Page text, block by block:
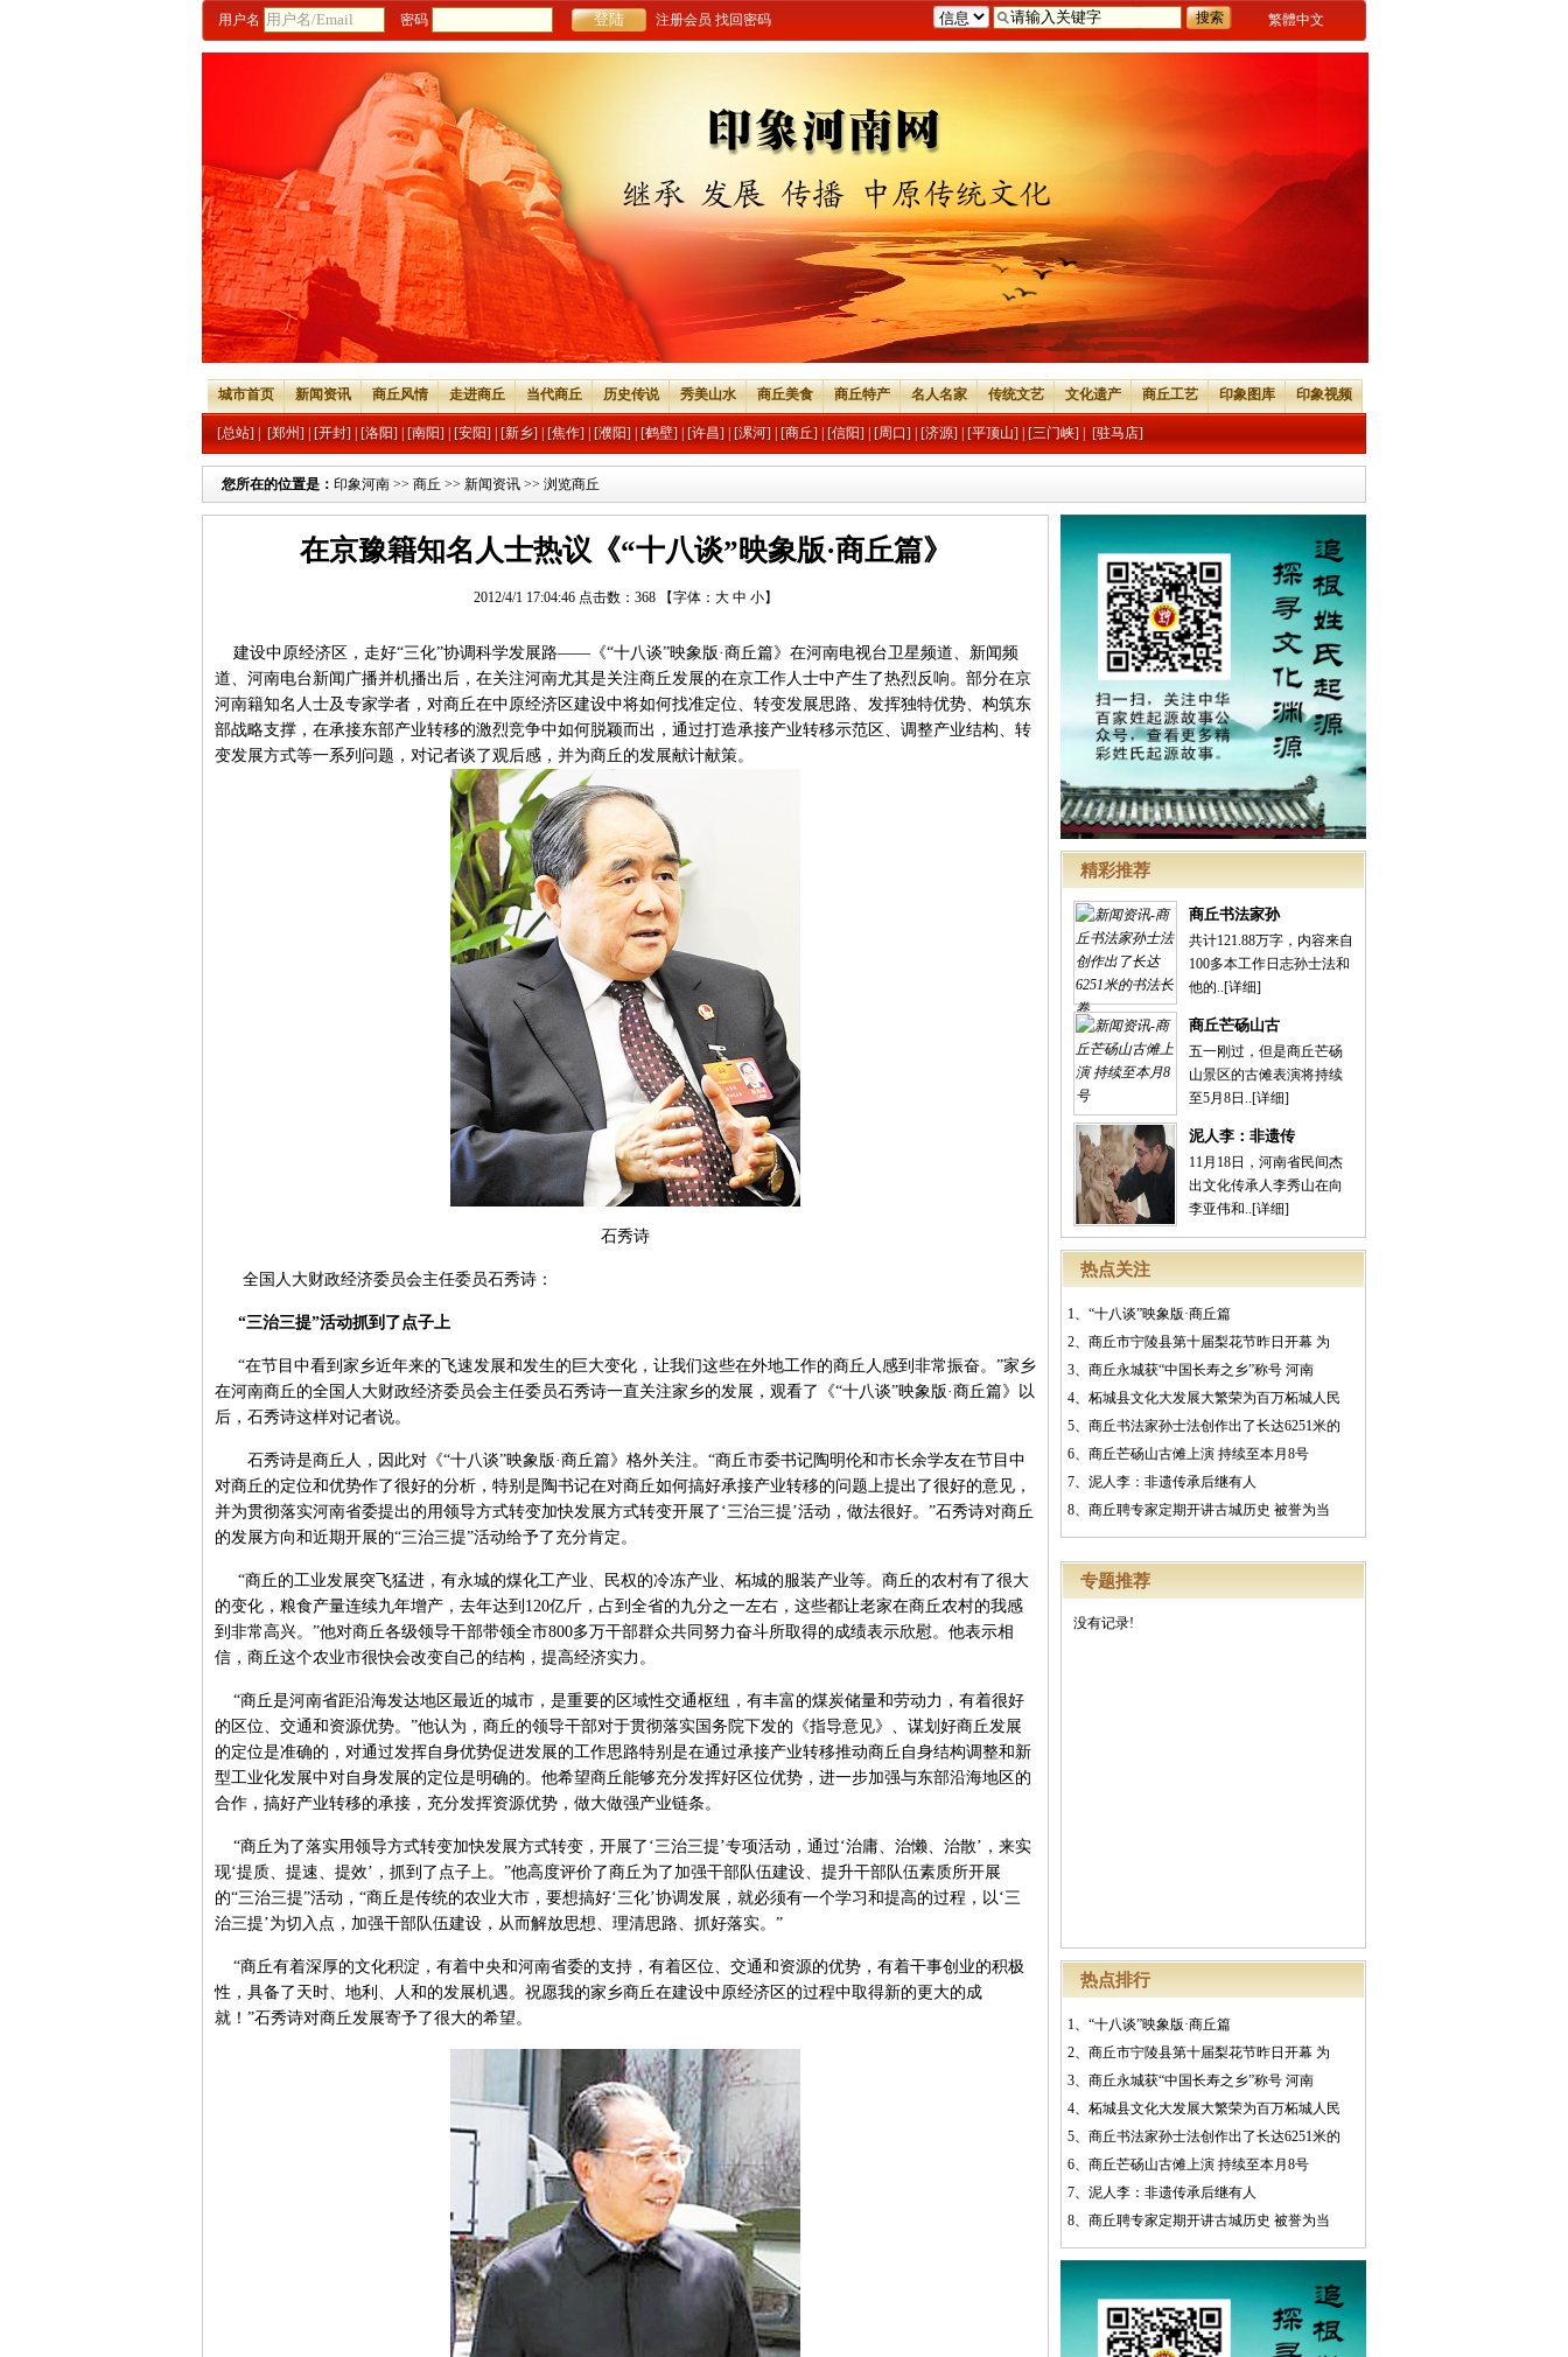
繁體中文
用户名 密码 注册会员 找回密码
城市首页 新闻资讯 商丘风情 走进商丘 当代商丘 历史传说 秀美山水 商丘美食 商丘特产 名人名家 传统文艺 文化遗产 商丘工艺 印象图库 印象视频
[总站] [郑州] [开封] [洛阳] [南阳] [安阳] [新乡] [焦作] [濮阳] [鹤壁] [许昌] [漯河] [商丘] [信阳] [周口] [济源] [平顶山] [三门峡] [驻马店]
您所在的位置是： 印象河南 >> 商丘 >> 新闻资讯 >> 浏览商丘
精彩推荐
商丘书法家孙
共计121.88万字，内容来自
100多本工作日志孙士法和
他的..[详细]
商丘芒砀山古
五一刚过，但是商丘芒砀
山景区的古傩表演将持续
至5月8日..[详细]
泥人李：非遗传
11月18日，河南省民间杰
出文化传承人李秀山在向
李亚伟和..[详细]
热点关注
1、 “十八谈”映象版·商丘篇
2、 商丘市宁陵县第十届梨花节昨日开幕 为
3、 商丘永城获“中国长寿之乡”称号 河南
4、 柘城县文化大发展大繁荣为百万柘城人民
5、 商丘书法家孙士法创作出了长达6251米的
6、 商丘芒砀山古傩上演 持续至本月8号
7、 泥人李：非遗传承后继有人
8、 商丘聘专家定期开讲古城历史 被誉为当
专题推荐
没有记录!
热点排行
1、 “十八谈”映象版·商丘篇
2、 商丘市宁陵县第十届梨花节昨日开幕 为
3、 商丘永城获“中国长寿之乡”称号 河南
4、 柘城县文化大发展大繁荣为百万柘城人民
5、 商丘书法家孙士法创作出了长达6251米的
6、 商丘芒砀山古傩上演 持续至本月8号
7、 泥人李：非遗传承后继有人
8、 商丘聘专家定期开讲古城历史 被誉为当
在京豫籍知名人士热议《“十八谈”映象版·商丘篇》
2012/4/1 17:04:46 点击数： 368 【字体： 大 中 小】
建设中原经济区，走好“三化”协调科学发展路——《“十八谈”映象版·商丘篇》在河南电视台卫星频道、新闻频
道、河南电台新闻广播并机播出后，在关注河南尤其是关注商丘发展的在京工作人士中产生了热烈反响。部分在京
河南籍知名人士及专家学者，对商丘在中原经济区建设中将如何找准定位、转变发展思路、发挥独特优势、构筑东
部战略支撑，在承接东部产业转移的激烈竞争中如何脱颖而出，通过打造承接产业转移示范区、调整产业结构、转
变发展方式等一系列问题，对记者谈了观后感，并为商丘的发展献计献策。
石秀诗
全国人大财政经济委员会主任委员石秀诗：
“三治三提”活动抓到了点子上
“在节目中看到家乡近年来的飞速发展和发生的巨大变化，让我们这些在外地工作的商丘人感到非常振奋。”家乡
在河南商丘的全国人大财政经济委员会主任委员石秀诗一直关注家乡的发展，观看了《“十八谈”映象版·商丘篇》以
后，石秀诗这样对记者说。
石秀诗是商丘人，因此对《“十八谈”映象版·商丘篇》格外关注。“商丘市委书记陶明伦和市长余学友在节目中
对商丘的定位和优势作了很好的分析，特别是陶书记在对商丘如何搞好承接产业转移的问题上提出了很好的意见，
并为贯彻落实河南省委提出的用领导方式转变加快发展方式转变开展了‘三治三提’活动，做法很好。”石秀诗对商丘
的发展方向和近期开展的“三治三提”活动给予了充分肯定。
“商丘的工业发展突飞猛进，有永城的煤化工产业、民权的冷冻产业、柘城的服装产业等。商丘的农村有了很大
的变化，粮食产量连续九年增产，去年达到120亿斤，占到全省的九分之一左右，这些都让老家在商丘农村的我感
到非常高兴。”他对商丘各级领导干部带领全市800多万干部群众共同努力奋斗所取得的成绩表示欣慰。他表示相
信，商丘这个农业市很快会改变自己的结构，提高经济实力。
“商丘是河南省距沿海发达地区最近的城市，是重要的区域性交通枢纽，有丰富的煤炭储量和劳动力，有着很好
的区位、交通和资源优势。”他认为，商丘的领导干部对于贯彻落实国务院下发的《指导意见》、谋划好商丘发展
的定位是准确的，对通过发挥自身优势促进发展的工作思路特别是在通过承接产业转移推动商丘自身结构调整和新
型工业化发展中对自身发展的定位是明确的。他希望商丘能够充分发挥好区位优势，进一步加强与东部沿海地区的
合作，搞好产业转移的承接，充分发挥资源优势，做大做强产业链条。
“商丘为了落实用领导方式转变加快发展方式转变，开展了‘三治三提’专项活动，通过‘治庸、治懒、治散’，来实
现‘提质、提速、提效’，抓到了点子上。”他高度评价了商丘为了加强干部队伍建设、提升干部队伍素质所开展
的“三治三提”活动，“商丘是传统的农业大市，要想搞好‘三化’协调发展，就必须有一个学习和提高的过程，以‘三
治三提’为切入点，加强干部队伍建设，从而解放思想、理清思路、抓好落实。”
“商丘有着深厚的文化积淀，有着中央和河南省委的支持，有着区位、交通和资源的优势，有着干事创业的积极
性，具备了天时、地利、人和的发展机遇。祝愿我的家乡商丘在建设中原经济区的过程中取得新的更大的成
就！”石秀诗对商丘发展寄予了很大的希望。